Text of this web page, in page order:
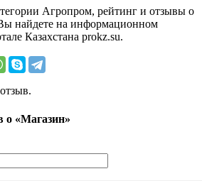
Агропром, рейтинг и отзывы о
найдете на информационном
Казахстана prokz.su.
о «Магазин»